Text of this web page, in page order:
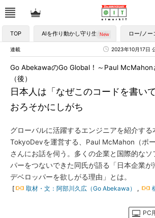
TOP AIを作り動かし守り生かす ロー/ノー
連載 2023年10月17日
日本人は「なぜこのコードを書い
おろそかにしがち
Go AbekawaのGo Global！～Paul
（後）
グローバルに活躍するエンジニアを紹介する
TokyoDevを運営する、Paul McMahon（ポー
さんにお話を伺う。多くの企業と国際的なソ
パーをつないできた同氏が語る「日本企業が
デベロッパーを欲しがる理由」とは。
[ 取材・文：阿部川久広（Go Abekawa） ,
PC